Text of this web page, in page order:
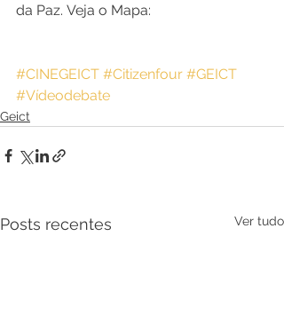
da Paz. Veja o Mapa:
#CINEGEICT #Citizenfour #GEICT
#Vídeodebate
Geict
Posts recentes Ver tudo